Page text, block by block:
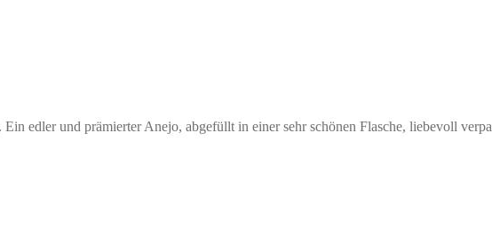
edler und prämierter Anejo, abgefüllt in einer sehr schönen Flasche, liebevoll